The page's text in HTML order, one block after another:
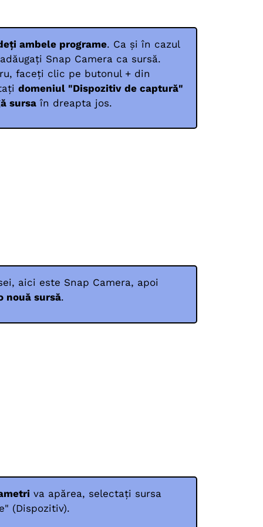
ambele programe. Ca și în cazul
Snap Camera ca sursă.
faceți clic pe butonul + din
domeniul "Dispozitiv de captură"
sursa în dreapta jos.
aici este Snap Camera, apoi
nouă sursă.
va apărea, selectați sursa
(Dispozitiv).